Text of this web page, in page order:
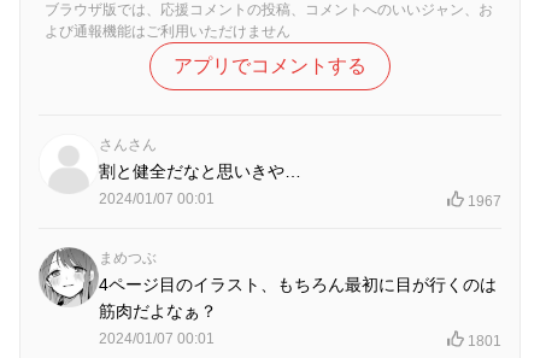
ブラウザ版では、応援コメントの投稿、コメントへのいいジャン、お
よび通報機能はご利用いただけません
アプリでコメントする
さんさん
割と健全だなと思いきや…
2024/01/07 00:01 1967
まめつぶ
4ページ目のイラスト、もちろん最初に目が行くのは
筋肉だよなぁ？
2024/01/07 00:01 1801